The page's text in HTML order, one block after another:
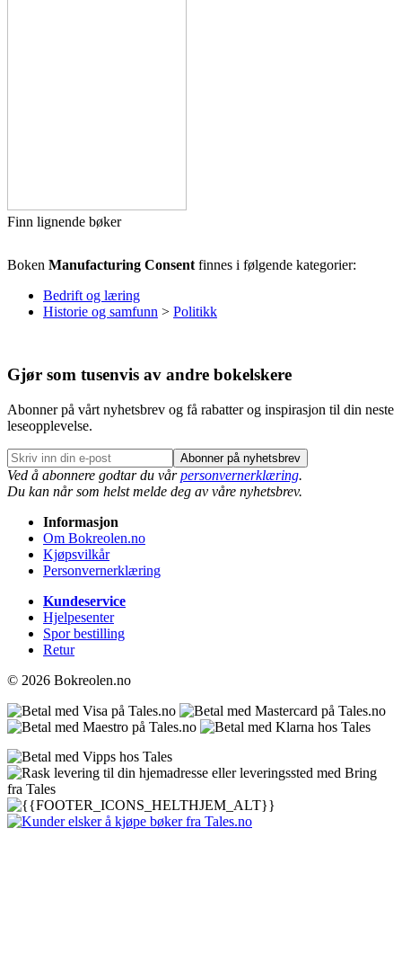
Finn lignende bøker
Boken Manufacturing Consent finnes i følgende kategorier:
Bedrift og læring
Historie og samfunn > Politikk
Gjør som tusenvis av andre bokelskere
Abonner på vårt nyhetsbrev og få rabatter og inspirasjon til din neste
leseopplevelse.
Abonner på nyhetsbrev
Ved å abonnere godtar du vårpersonvernerklæring.
Du kan når som helst melde deg av våre nyhetsbrev.
Informasjon
Om Bokreolen.no
Kjøpsvilkår
Personvernerklæring
Kundeservice
Hjelpesenter
Spor bestilling
Retur
© 2026 Bokreolen.no